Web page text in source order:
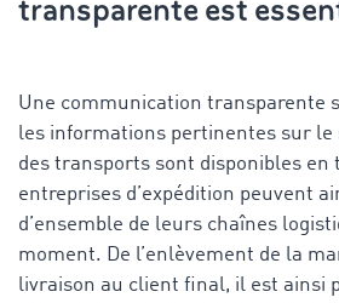
transparente est
Une communication transparente
les informations pertinentes sur le
des transports sont disponibles en
entreprises d’expédition peuvent
d’ensemble de leurs chaînes
moment. De l’enlèvement de la
livraison au client final, il est ainsi